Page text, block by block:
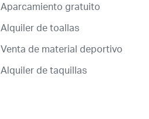
Aparcamiento gratuito
Alquiler de toallas
Venta de material deportivo
Alquiler de taquillas